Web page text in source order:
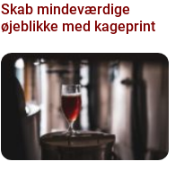
Skab mindeværdige
øjeblikke med kageprint